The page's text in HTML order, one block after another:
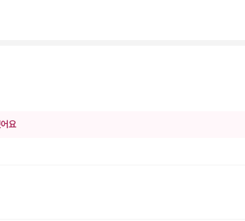
요